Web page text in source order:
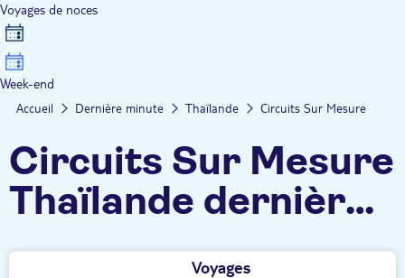
Voyages de noces
Week-end
Accueil Dernière minute Thaïlande Circuits Sur Mesure
Circuits Sur Mesure
Thaïlande dernière
minute
Voyages